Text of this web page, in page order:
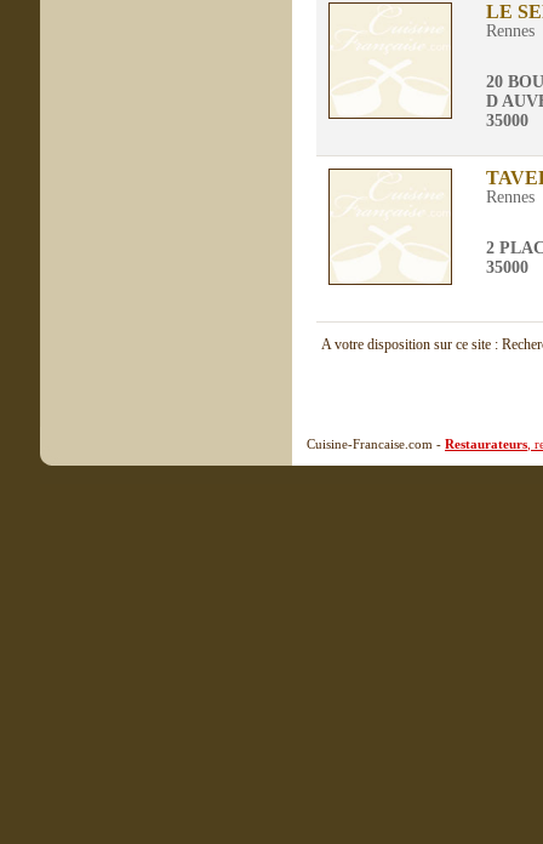
LE
Rennes
20
D
35000
Rennes
2
35000
A votre disposition sur ce site :
Cuisine-Francaise.com - Restaurateurs ,